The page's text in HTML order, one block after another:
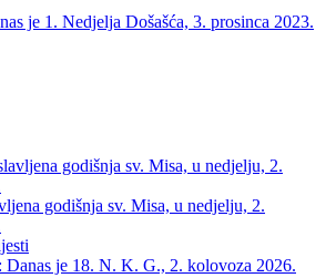
je 1. Nedjelja Došašća, 3. prosinca 2023.
godišnja sv. Misa, u nedjelju, 2.